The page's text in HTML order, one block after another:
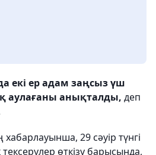
екі ер адам заңсыз үш
аулағаны анықталды, деп
29 сəуір түнгі
тексерулер өткізу барысында,